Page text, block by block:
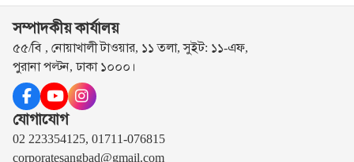
সম্পাদকীয় কার্যালয়
৫৫/বি , নোয়াখালী টাওয়ার, ১১ তলা, সুইট: ১১-এফ,
পুরানা পল্টন, ঢাকা ১০০০।
যোগাযোগ
02 223354125, 01711-076815
corporatesangbad@gmail.com